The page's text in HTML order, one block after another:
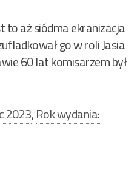
to aż siódma ekranizacja
go w roli Jasia
60 lat komisarzem był
2023,Rok wydania: